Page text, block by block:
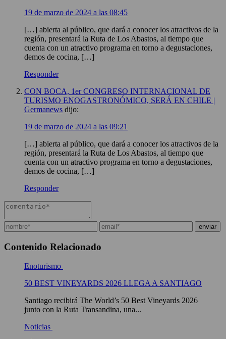
19 de marzo de 2024 a las 08:45
[…] abierta al público, que dará a conocer los atractivos de la
región, presentará la Ruta de Los Abastos, al tiempo que
cuenta con un atractivo programa en torno a degustaciones,
demos de cocina, […]
Responder
CON BOCA, 1er CONGRESO INTERNACIONAL DE
TURISMO ENOGASTRONÓMICO, SERÁ EN CHILE |
Germanews dijo:
19 de marzo de 2024 a las 09:21
[…] abierta al público, que dará a conocer los atractivos de la
región, presentará la Ruta de Los Abastos, al tiempo que
cuenta con un atractivo programa en torno a degustaciones,
demos de cocina, […]
Responder
Contenido Relacionado
Enoturismo
50 BEST VINEYARDS 2026 LLEGA A SANTIAGO
Santiago recibirá The World’s 50 Best Vineyards 2026
junto con la Ruta Transandina, una...
Noticias